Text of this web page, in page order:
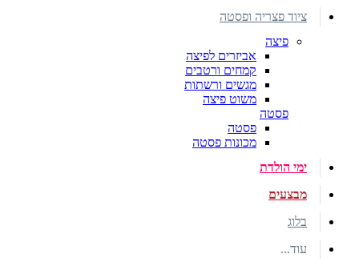
ציוד פצריה ופסטה
פיצה
אביזרים לפיצה
קמחים ורטבים
מגשים ורשתות
משוט פיצה
פסטה
פסטה
מכונות פסטה
ימי הולדת
מבצעים
בלוג
עוד...